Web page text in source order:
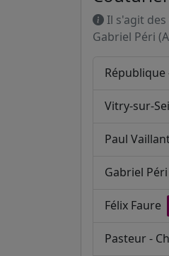
Il s'agit
Gabriel Péri
République
Vitry-sur-
Paul
Gabriel Péri
Félix Faure
Pasteur -